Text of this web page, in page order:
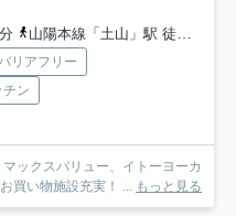
山陽本線「土山」駅 徒歩33分
リアフリー
チン
ックスバリュー、イトーヨーカ
買い物施設充実！ ... もっと見る